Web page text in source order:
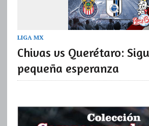
LIGA MX
Chivas vs Querétaro:
pequeña esperanza